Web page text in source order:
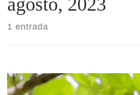
1 entrada